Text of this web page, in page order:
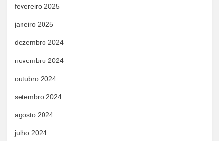
fevereiro 2025
janeiro 2025
dezembro 2024
novembro 2024
outubro 2024
setembro 2024
agosto 2024
julho 2024